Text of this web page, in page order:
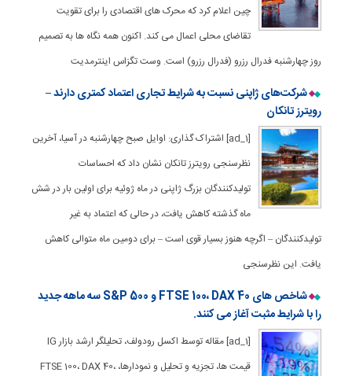
چین اعلام کرد که محرک های اقتصادی را برای تقویت
تقاضای محلی اعمال می کند. اکنون همه نگاه ها به تصمیم
روز چهارشنبه فدرال رزرو (فدرال رزرو) است. وست تگزاس اینترمدیت
شرکت‌های ژاپنی نسبت به شرایط تجاری اعتماد کمتری دارند –
رویترز تانکان
[ad_1] اشتراک گذاری: اوایل صبح چهارشنبه در آسیا، آخرین
نظرسنجی رویترز تانکان نشان داد که احساسات
تولیدکنندگان بزرگ ژاپنی در ماه ژوئیه برای اولین بار در شش
ماه گذشته کاهش یافت، در حالی که اعتماد به غیر
تولیدکنندگان – اگرچه هنوز بسیار قوی است – برای دومین ماه متوالی کاهش
یافت. این نظرسنجی
شاخص های FTSE 100، DAX 40 و S&P 500 سه ماهه جدید
را با شرایط مثبت آغاز می کنند.
[ad_1] مقاله توسط اکسل رودولف، تحلیلگر ارشد بازار IG
قیمت ها، تجزیه و تحلیل و نمودارها، FTSE 100، DAX 40،